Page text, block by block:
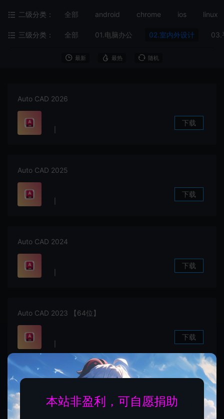
二级分类： 全部 android chrome ios linux
三级分类： 全部 01.电脑办公 02.室内外设计 03.
最新 最热 随机
Auto CAD 2026
下载
Auto CAD 2025
下载
Auto CAD 2024
下载
Auto CAD 2023 【64位】
下载
Auto CAD 2022 【64位】
本站非盈利，可自愿捐助